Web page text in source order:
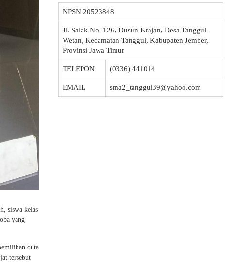
siswa kelas
yang
duta
tersebut
NPSN 20523848
Jl. Salak No. 126, Dusun Krajan, Desa Tanggul
Wetan, Kecamatan Tanggul, Kabupaten Jember,
Provinsi Jawa Timur
TELEPON (0336) 441014
EMAIL sma2_tanggul39@yahoo.com